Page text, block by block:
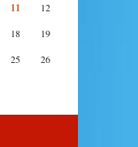
11
12
18 19
25
26